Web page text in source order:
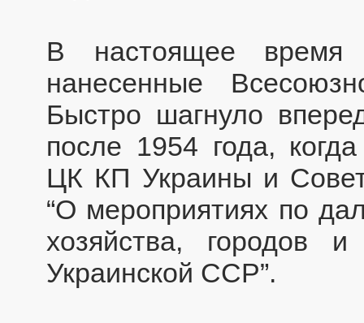
В настоящее время
нанесенные
Быстро шагнуло
после 1954 года,
ЦК КП Украины и
“О мероприятиях по
хозяйства, городов
Украинской ССР”.